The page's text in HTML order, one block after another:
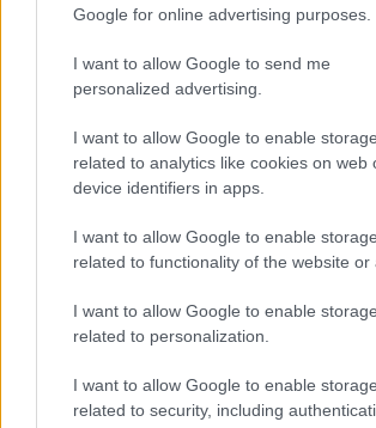
Google for online advertising purposes.
I want to allow Google to send me
personalized advertising.
I want to allow Google to enable storage
related to analytics like cookies on web
device identifiers in apps.
I want to allow Google to enable storage
related to functionality of the website or
I want to allow Google to enable storage
related to personalization.
I want to allow Google to enable storage
related to security, including
Róma Rally és Veszprém Rally két hét
„Három Eb-futamot (Lengyel, Liepaja
Rally) hagytunk ki. Nagyon szerettünk
Rallyn visszatérni, ezért is volt fontos,
hamarabb elkészüljön az autó. Mivel
döntöttünk úgy, hogy a Veszprém
állunk. Ez egyben azt is jelenti, hogy
könnyű feladat, de az egész csapat
mondhatom, hogy ezt a kihívást most
Köszönjük mégegyszer mindenkinek